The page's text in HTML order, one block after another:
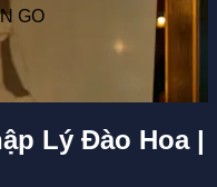
GO
Lý Đào Hoa |